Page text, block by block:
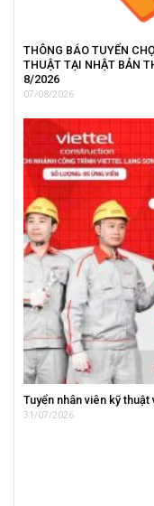
THÔNG BÁO TUYỂN
THUẬT TẠI NHẬT BẢN
8/2026
07/08/2026
Tuyển nhân viên kỹ
31/07/2026